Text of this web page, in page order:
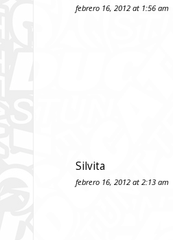
febrero 16, 2012 at 1:56 am
Silvita
febrero 16, 2012 at 2:13 am